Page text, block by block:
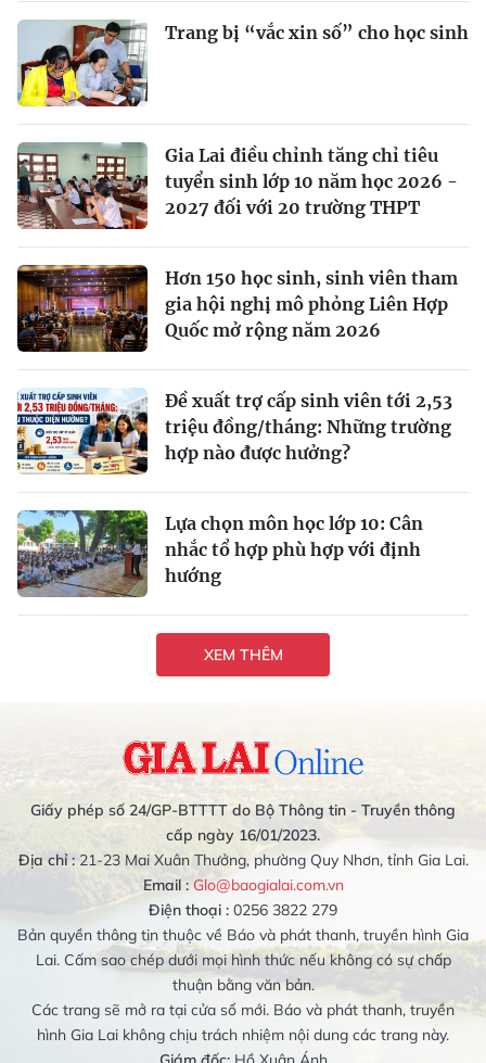
Trang bị “vắc xin số” cho học sinh
Gia Lai điều chỉnh tăng chỉ tiêu
tuyển sinh lớp 10 năm học 2026 -
2027 đối với 20 trường THPT
Hơn 150 học sinh, sinh viên tham
gia hội nghị mô phỏng Liên Hợp
Quốc mở rộng năm 2026
Đề xuất trợ cấp sinh viên tới 2,53
triệu đồng/tháng: Những trường
hợp nào được hưởng?
Lựa chọn môn học lớp 10: Cân
nhắc tổ hợp phù hợp với định
hướng
XEM THÊM
Giấy phép số 24/GP-BTTTT do Bộ Thông tin - Truyền thông
cấp ngày 16/01/2023.
Địa chỉ :21-23 Mai Xuân Thưởng, phường Quy Nhơn, tỉnh Gia Lai.
Email : Glo@baogialai.com.vn
Điện thoại : 0256 3822 279
Bản quyền thông tin thuộc về Báo và phát thanh, truyền hình Gia
Lai. Cấm sao chép dưới mọi hình thức nếu không có sự chấp
thuận bằng văn bản.
Các trang sẽ mở ra tại cửa sổ mới. Báo và phát thanh, truyền
hình Gia Lai không chịu trách nhiệm nội dung các trang này.